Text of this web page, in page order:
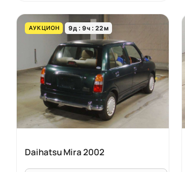
АУКЦИОН 9д 9ч 22м
Daihatsu Mira 2002